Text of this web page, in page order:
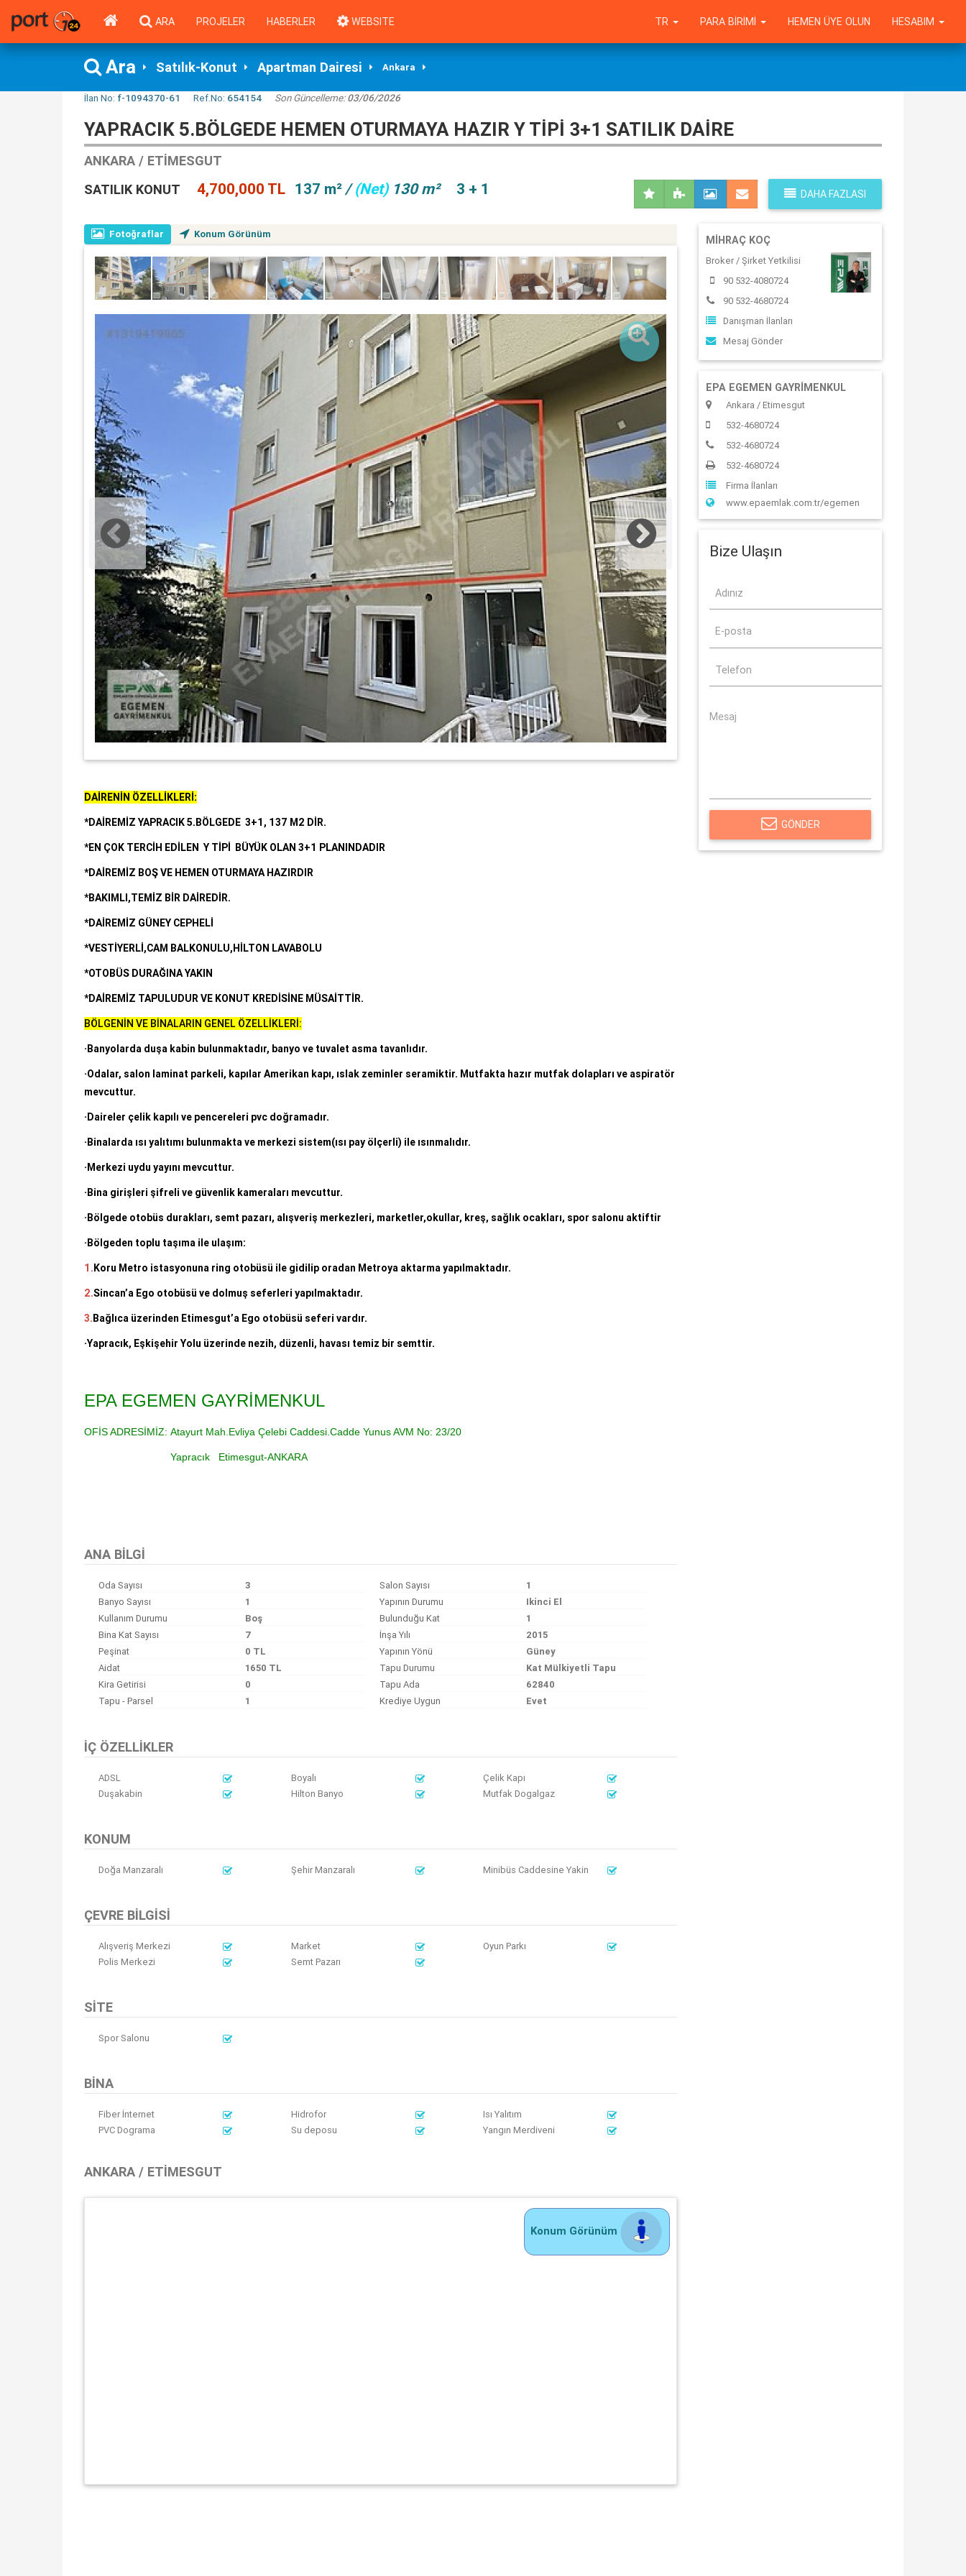
ARA PROJELER HABERLER WEBSITE HESABIM
HEMEN ÜYE OLUN
PARA BIRIMI
TR
Ara Satılık-Konut Apartman Dairesi Ankara
İlan No: f-1094370-61 Ref.No: 654154 Son Güncelleme:03/06/2026
YAPRACIK 5.BÖLGEDE HEMEN OTURMAYA HAZIR Y TİPİ 3+1 SATILIK DAİRE
ANKARA / ETIMESGUT
SATILIK KONUT
4,700,000 TL 137 m²/(Net)130 m² 3 + 1 DAHA FAZLASI
Fotoğraflar Konum Görünüm
DAİRENİN ÖZELLİKLERİ:
*DAİREMİZ YAPRACIK 5.BÖLGEDE 3+1, 137 M2 DİR.
*EN ÇOK TERCİH EDİLEN Y TİPİ BÜYÜK OLAN 3+1 PLANINDADIR
*DAİREMİZ BOŞ VE HEMEN OTURMAYA HAZIRDIR
*BAKIMLI,TEMİZ BİR DAİREDİR.
*DAİREMİZ GÜNEY CEPHELİ
*VESTİYERLİ,CAM BALKONULU,HİLTON LAVABOLU
*OTOBÜS DURAĞINA YAKIN
*DAİREMİZ TAPULUDUR VE KONUT KREDİSİNE MÜSAİTTİR.
BÖLGENİN VE BİNALARIN GENEL ÖZELLİKLERİ:
·Banyolarda duşa kabin bulunmaktadır, banyo ve tuvalet asma tavanlıdır.
·Odalar, salon laminat parkeli, kapılar Amerikan kapı, ıslak zeminler seramiktir. Mutfakta hazır mutfak dolapları ve aspiratör
mevcuttur.
·Daireler çelik kapılı ve pencereleri pvc doğramadır.
·Binalarda ısı yalıtımı bulunmakta ve merkezi sistem(ısı pay ölçerli) ile ısınmalıdır.
·Merkezi uydu yayını mevcuttur.
·Bina girişleri şifreli ve güvenlik kameraları mevcuttur.
·Bölgede otobüs durakları, semt pazarı, alışveriş merkezleri, marketler,okullar, kreş, sağlık ocakları, spor salonu aktiftir
·Bölgeden toplu taşıma ile ulaşım:
1.Koru Metro istasyonuna ring otobüsü ile gidilip oradan Metroya aktarma yapılmaktadır.
2.Sincan’a Ego otobüsü ve dolmuş seferleri yapılmaktadır.
3.Bağlıca üzerinden Etimesgut’a Ego otobüsü seferi vardır.
·Yapracık, Eşkişehir Yolu üzerinde nezih, düzenli, havası temiz bir semttir.
EPA EGEMEN GAYRİMENKUL
OFİS ADRESİMİZ: Atayurt Mah.Evliya Çelebi Caddesi.Cadde Yunus AVM No: 23/20
Yapracık Etimesgut-ANKARA
ANA BILGI
Oda Sayısı 3 Salon Sayısı
1
Banyo Sayısı
1 Yapının Durumu
Ikinci El
Kullanım Durumu
Boş Bulunduğu Kat
1
Bina Kat Sayısı
7 İnşa Yılı
2015
Peşinat
0 TL Yapının Yönü
Güney
Aidat
1650 TL Tapu Durumu
Kat Mülkiyetli Tapu
Kira Getirisi
0 Tapu Ada
62840
Tapu - Parsel
1 Krediye Uygun Evet
İÇ ÖZELLIKLER
ADSL Boyalı
Çelik Kapı
Duşakabin
Hilton Banyo Mutfak Dogalgaz
KONUM
Doğa Manzaralı Şehir Manzaralı Minibüs Caddesine Yakin
ÇEVRE BILGISI
Alışveriş Merkezi Market
Oyun Parkı
Polis Merkezi
Semt Pazarı
SITE
Spor Salonu
BINA
Fiber İnternet Hidrofor
Isı Yalıtım
PVC Dograma
Su deposu Yangın Merdiveni
ANKARA / ETIMESGUT
Konum Görünüm
MIHRAÇ KOÇ
Broker / Şirket Yetkilisi
90 532-4080724
90 532-4680724
Danışman İlanları
Mesaj Gönder
EPA EGEMEN GAYRİMENKUL
Ankara / Etimesgut
532-4680724
532-4680724
532-4680724
Firma İlanları
www.epaemlak.com.tr/egemen
Bize Ulaşın
GÖNDER